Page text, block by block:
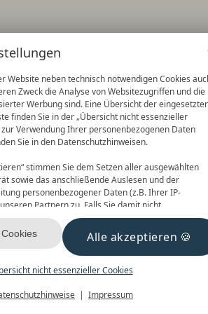
Website neben technisch notwendigen Cookies
Zweck die Analyse von Websitezugriffen und die
Werbung sind. Eine Übersicht der
finden Sie in der „Übersicht nicht essenzieller
Verwendung Ihrer personenbezogenen Daten
Sie in den Datenschutzhinweisen.
stimmen Sie dem Setzen aller ausgewählten
sowie das anschließende Auslesen und der
personenbezogener Daten (z.B. Ihrer IP-
Partnern zu. Falls Sie damit nicht
Sie bitte auf „Nur essenzielle Cookies“. Eine
Sie unter „Übersicht nicht essenzieller Cookies“
im Fußbereich dieser Website oder in den
aufrufen und ändern.
Alle akzeptieren
nicht essenzieller Cookies
Impressum